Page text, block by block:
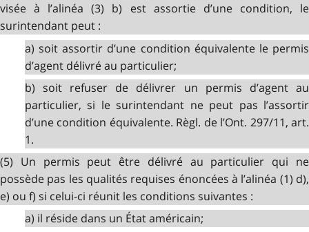
visée à l’alinéa (3) b) est assortie d’une condition, le
surintendant peut :
a) soit assortir d’une condition équivalente le permis
d’agent délivré au particulier;
b) soit refuser de délivrer un permis d’agent au
particulier, si le surintendant ne peut pas l’assortir
d’une condition équivalente. Règl. de l’Ont. 297/11, art.
1.
(5) Un permis peut être délivré au particulier qui ne
possède pas les qualités requises énoncées à l’alinéa (1) d),
e) ou f) si celui-ci réunit les conditions suivantes :
a) il réside dans un État américain;